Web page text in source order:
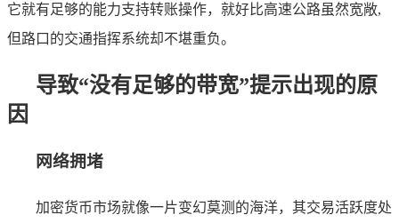
它就有足够的能力支持转账操作，就好比高速公路虽然宽敞,
但路口的交通指挥系统却不堪重负。
导致“没有足够的带宽”提示出现的原
因
网络拥堵
加密货币市场就像一片变幻莫测的海洋，其交易活跃度处